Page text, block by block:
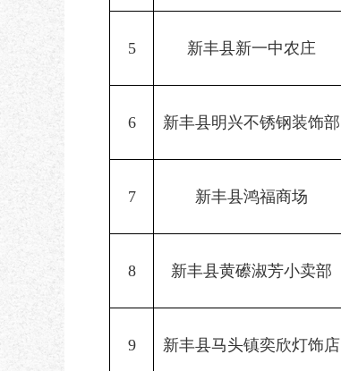
5 新丰县新一中农庄
6 新丰县明兴不锈钢装饰部
7 新丰县鸿福商场
8 新丰县黄礤淑芳小卖部
9 新丰县马头镇奕欣灯饰店